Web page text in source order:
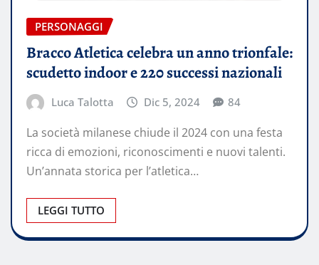
PERSONAGGI
Bracco Atletica celebra un anno trionfale:
scudetto indoor e 220 successi nazionali
Luca Talotta Dic 5, 2024 84
La società milanese chiude il 2024 con una festa
ricca di emozioni, riconoscimenti e nuovi talenti.
Un’annata storica per l’atletica…
LEGGI TUTTO